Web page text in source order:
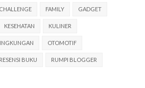
FAMILY GADGET
KESEHATAN KULINER
OTOMOTIF
RESENSI BUKU RUMPI BLOGGER